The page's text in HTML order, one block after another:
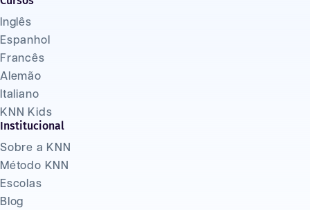
Inglês
Espanhol
Francês
Alemão
Italiano
KNN Kids
Institucional
Sobre a KNN
Método KNN
Escolas
Blog